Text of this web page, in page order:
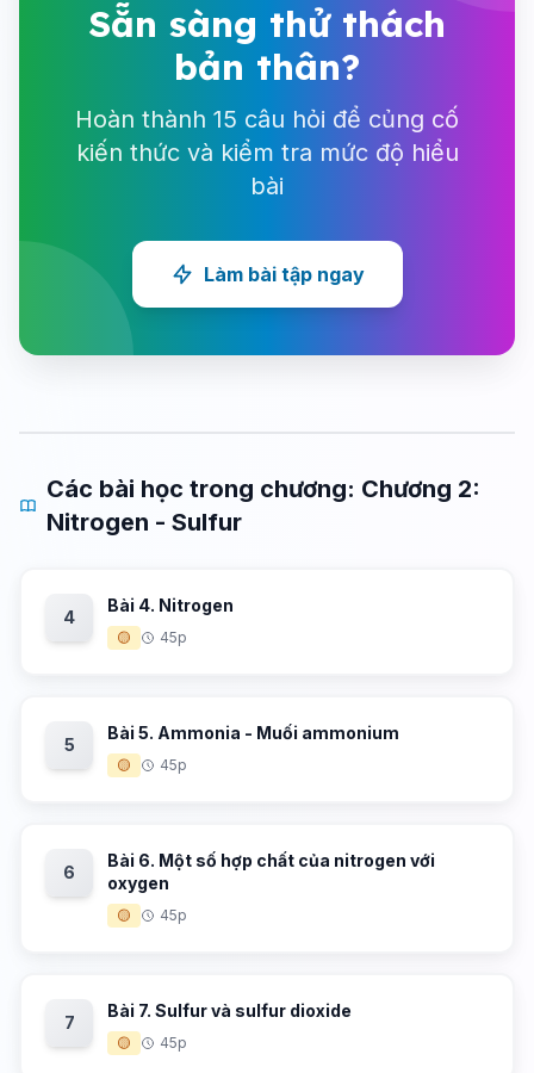
Sẵn sàng thử thách
bản thân?
Hoàn thành 15 câu hỏi để củng cố
kiến thức và kiểm tra mức độ hiểu
bài
Làm bài tập ngay
Các bài học trong chương: Chương 2:
Nitrogen - Sulfur
4
Bài 4. Nitrogen
🟡 45p
5
Bài 5. Ammonia - Muối ammonium
🟡 45p
6
Bài 6. Một số hợp chất của nitrogen với
oxygen
🟡 45p
7
Bài 7. Sulfur và sulfur dioxide
🟡 45p